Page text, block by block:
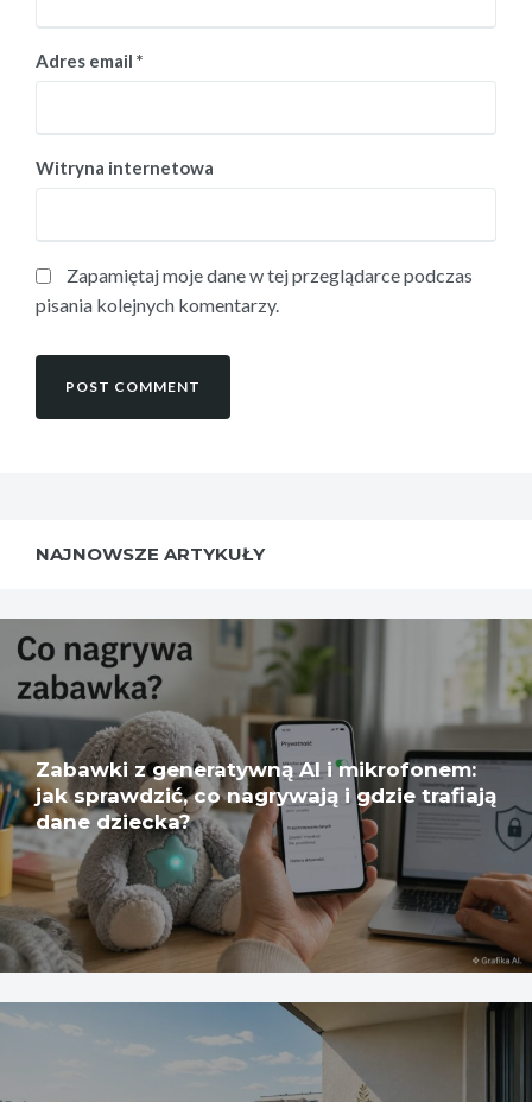
Adres email *
Witryna internetowa
Zapamiętaj moje dane w tej przeglądarce podczas
pisania kolejnych komentarzy.
NAJNOWSZE ARTYKUŁY
Zabawki z generatywną AI i mikrofonem:
jak sprawdzić, co nagrywają i gdzie trafiają
dane dziecka?